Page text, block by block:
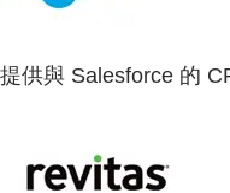
提供與 Salesforce 的